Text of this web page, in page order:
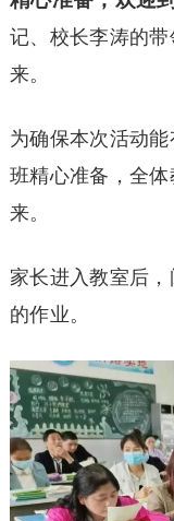
记、校长李涛的
来。
为确保本次活动
班精心准备，全
来。
家长进入教室后
的作业。